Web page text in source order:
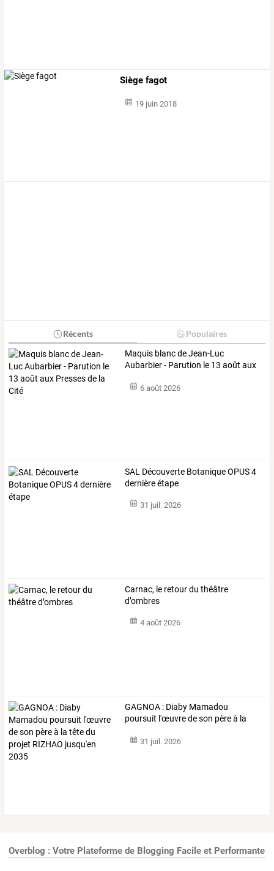
Siège fagot
19 juin 2018
Récents Populaires
Maquis blancdeJean-Luc
Aubarbier- Parution le 13 août aux
6 août 2026
SAL Découverte Botanique OPUS 4
dernière étape
31 juil. 2026
Carnac, le retour du théâtre
d’ombres
4 août 2026
GAGNOA : Diaby Mamadou
poursuit l'œuvredeson pèreà la
31 juil. 2026
Overblog : Votre Plateforme de Blogging Facile et Performante